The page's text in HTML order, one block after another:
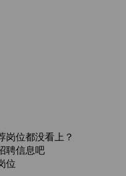
岗位都没看上？
聘信息吧
位